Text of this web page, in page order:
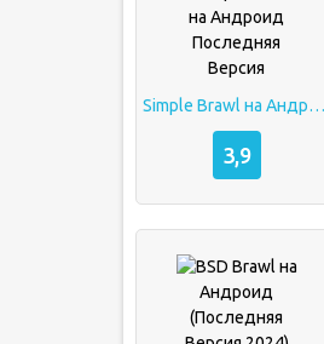
Simple Brawl на Андроид Последняя Версия
3,9